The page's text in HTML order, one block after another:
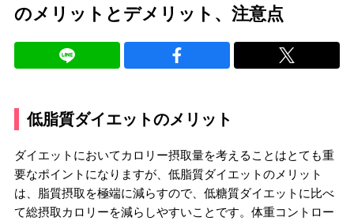
のメリットとデメリット、注意点
低脂質ダイエットのメリット
ダイエットにおいてカロリー摂取量を考えることはとても重
要なポイントになりますが、低脂質ダイエットのメリット
は、脂質摂取を極端に減らすので、低糖質ダイエットに比べ
て総摂取カロリーを減らしやすいことです。体重コントロー